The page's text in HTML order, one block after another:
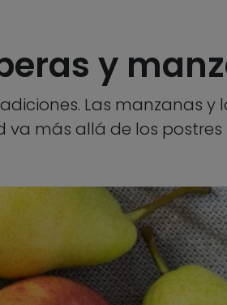
y
Las manzanas y
va más allá de los postres